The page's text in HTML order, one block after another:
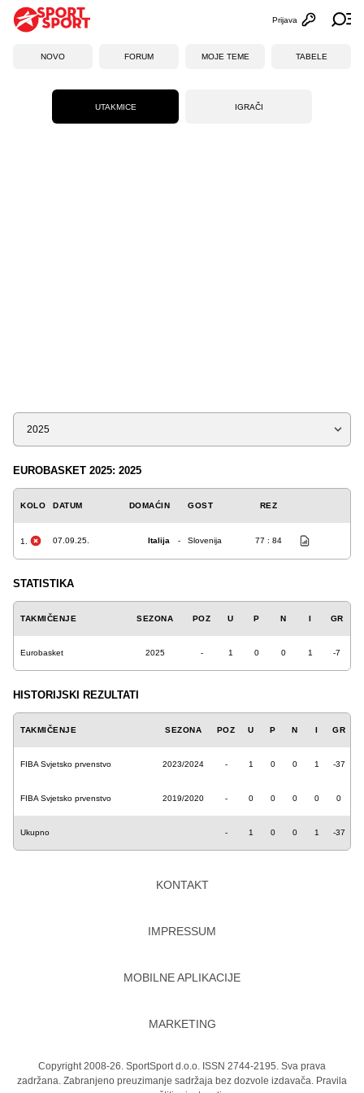
Otvori
Prijava
NOVO FORUM MOJE TEME TABELE
UTAKMICE IGRAČI
Sezona
EUROBASKET 2025: 2025
KOLO DATUM DOMAĆIN GOST REZ
1. 07.09.25. Italija - Slovenija 77 : 84
STATISTIKA
TAKMIČENJE SEZONA POZ U P N I GR
Eurobasket 2025 - 1 0 0 1 -7
HISTORIJSKI REZULTATI
TAKMIČENJE SEZONA POZ U P N I GR
FIBA Svjetsko prvenstvo 2023/2024 - 1 0 0 1 -37
FIBA Svjetsko prvenstvo 2019/2020 - 0 0 0 0 0
Ukupno - 1 0 0 1 -37
KONTAKT
IMPRESSUM
MOBILNE APLIKACIJE
MARKETING
Copyright 2008-26. SportSport d.o.o. ISSN 2744-2195. Sva prava
zadržana. Zabranjeno preuzimanje sadržaja bez dozvole izdavača. Pravila